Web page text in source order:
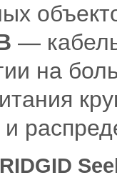
—
на